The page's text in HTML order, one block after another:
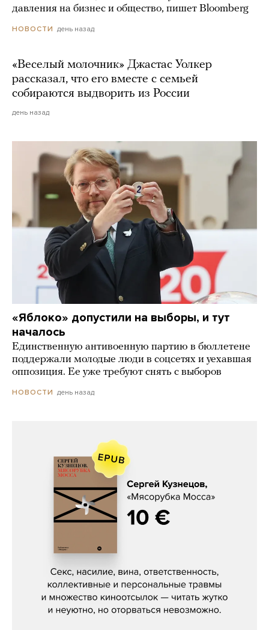
давления на бизнес и общество, пишет Bloomberg
НОВОСТИ день назад
«Веселый молочник» Джастас Уолкер
рассказал, что его вместе с семьей
собираются выдворить из России
день назад
«Яблоко» допустили на выборы, и тут
началось
Единственную антивоенную партию в бюллетене
поддержали молодые люди в соцсетях и уехавшая
оппозиция. Ее уже требуют снять с выборов
НОВОСТИ день назад
Сергей Кузнецов, «Мясорубка